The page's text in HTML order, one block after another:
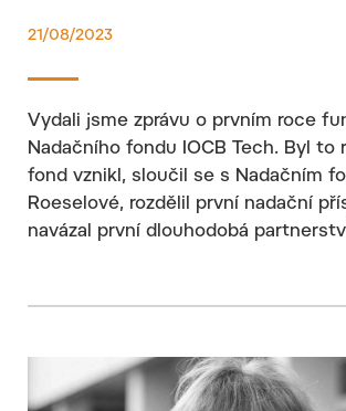
21/08/2023
Vydali jsme zprávu o prvním roce
Nadačního fondu IOCB Tech. Byl to
fond vznikl, sloučil se s Nadačním
Roeselové, rozdělil první nadační
navázal první dlouhodobá